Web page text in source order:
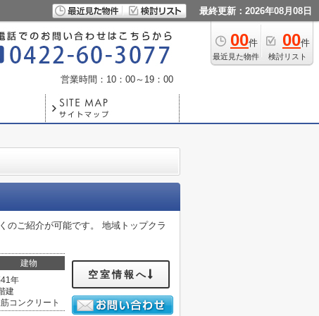
最終更新：2026年08月08日
00件
最近見た物件
00件
検討リスト
営業時間：10：00～19：00
のご紹介が可能です。 地域トップクラ
建物
年
建
コンクリート
空室情報へ